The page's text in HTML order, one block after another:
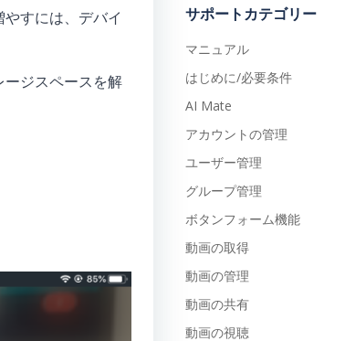
すには、デバイ
ジスペースを解
サポートカテゴリー
マニュアル
はじめに/必要条件
AI Mate
アカウントの管理
ユーザー管理
グループ管理
ボタンフォーム機能
動画の取得
動画の管理
動画の共有
動画の視聴